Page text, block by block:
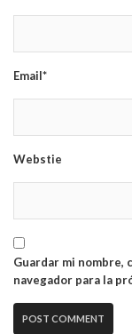
Email*
Webstie
Guardar mi
navegador para la